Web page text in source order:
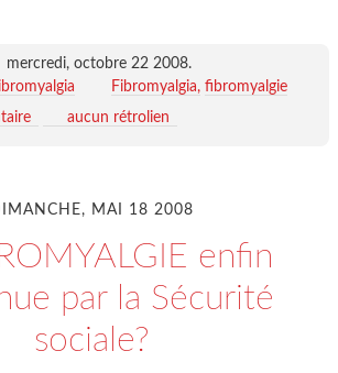
mercredi, octobre 22 2008.
Fibromyalgia fibromyalgie
aucun rétrolien
MAI 18 2008
enfin
par la Sécurité
sociale?